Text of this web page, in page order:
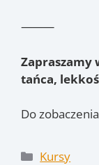
⸻
Zapraszamy
tańca,
Do
Kategorie
Kursy